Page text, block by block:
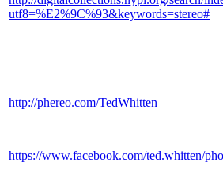
utf8=%E2%9C%93&keywords=stereo#
http://phereo.com/TedWhitten
https://www.facebook.com/ted.whitten/